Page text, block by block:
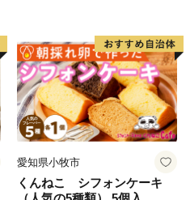
愛知県小牧市
くんねこ シフォンケーキ